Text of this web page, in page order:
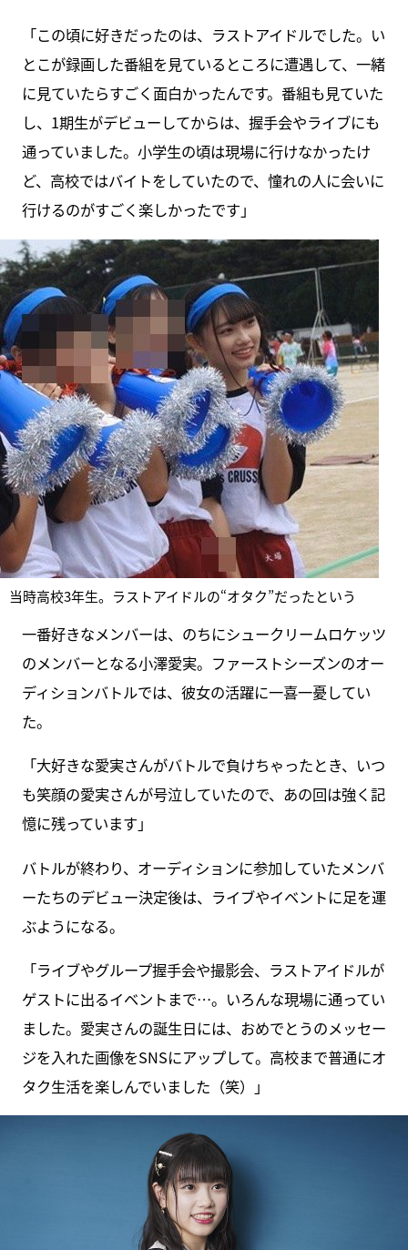
「この頃に好きだったのは、ラストアイドルでした。い
とこが録画した番組を見ているところに遭遇して、一緒
に見ていたらすごく面白かったんです。番組も見ていた
し、1期生がデビューしてからは、握手会やライブにも
通っていました。小学生の頃は現場に行けなかったけ
ど、高校ではバイトをしていたので、憧れの人に会いに
行けるのがすごく楽しかったです」
当時高校3年生。ラストアイドルの“オタク”だったという
一番好きなメンバーは、のちにシュークリームロケッツ
のメンバーとなる小澤愛実。ファーストシーズンのオー
ディションバトルでは、彼女の活躍に一喜一憂してい
た。
「大好きな愛実さんがバトルで負けちゃったとき、いつ
も笑顔の愛実さんが号泣していたので、あの回は強く記
憶に残っています」
バトルが終わり、オーディションに参加していたメンバ
ーたちのデビュー決定後は、ライブやイベントに足を運
ぶようになる。
「ライブやグループ握手会や撮影会、ラストアイドルが
ゲストに出るイベントまで…。いろんな現場に通ってい
ました。愛実さんの誕生日には、おめでとうのメッセー
ジを入れた画像をSNSにアップして。高校まで普通にオ
タク生活を楽しんでいました（笑）」